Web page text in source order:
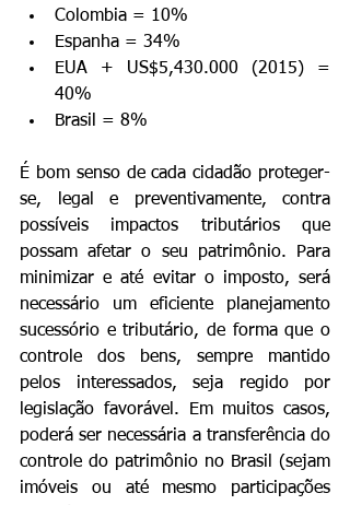
Colombia = 10%
Espanha = 34%
EUA + US$5,430.000 (2015) =
40%
Brasil = 8%
É bom senso de cada cidadão proteger-
se, legal e preventivamente, contra
possíveis impactos tributários que
possam afetar o seu patrimônio. Para
minimizar e até evitar o imposto, será
necessário um eficiente planejamento
sucessório e tributário, de forma que o
controle dos bens, sempre mantido
pelos interessados, seja regido por
legislação favorável. Em muitos casos,
poderá ser necessária a transferência do
controle do patrimônio no Brasil (sejam
imóveis ou até mesmo participações